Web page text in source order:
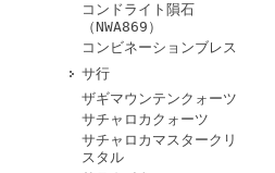
コンドライト隕石
（NWA869）
コンビネーションブレス
サ行
ザギマウンテンクォーツ
サチャロカクォーツ
サチャロカマスタークリ
スタル